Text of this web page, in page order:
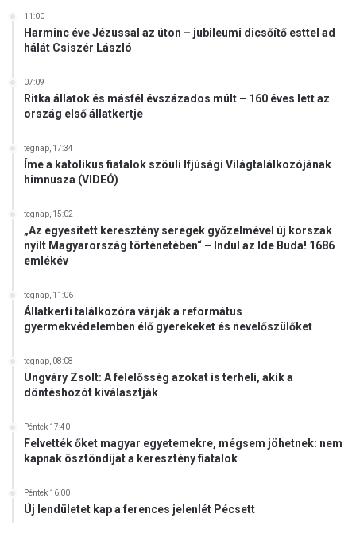
11:00
Harminc éve Jézussal az úton – jubileumi dicsőítő esttel ad
hálát Csiszér László
07:09
Ritka állatok és másfél évszázados múlt – 160 éves lett az
ország első állatkertje
tegnap, 17:34
Íme a katolikus fiatalok szöuli Ifjúsági Világtalálkozójának
himnusza (VIDEÓ)
tegnap, 15:02
„Az egyesített keresztény seregek győzelmével új korszak
nyílt Magyarország történetében“ – Indul az Ide Buda! 1686
emlékév
tegnap, 11:06
Állatkerti találkozóra várják a református
gyermekvédelemben élő gyerekeket és nevelőszülőket
tegnap, 08:08
Ungváry Zsolt: A felelősség azokat is terheli, akik a
döntéshozót kiválasztják
Péntek 17:40
Felvették őket magyar egyetemekre, mégsem jöhetnek: nem
kapnak ösztöndíjat a keresztény fiatalok
Péntek 16:00
Új lendületet kap a ferences jelenlét Pécsett